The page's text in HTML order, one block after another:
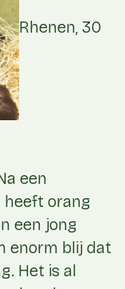
Rhenen, 30
een
heeft orang
een jong
enorm blij dat
Het is al